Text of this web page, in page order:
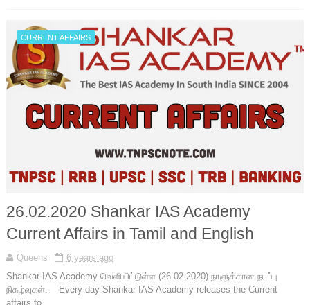
CURRENT AFFAIRS
26.02.2020 Shankar IAS Academy
Current Affairs in Tamil and English
Queens
6 years ago
Shankar IAS Academy வெளியிட்டுள்ள (26.02.2020) நாளுக்கான நடப்பு
நிகழ்வுகள். Every day Shankar IAS Academy releases the Current
affairs fo...